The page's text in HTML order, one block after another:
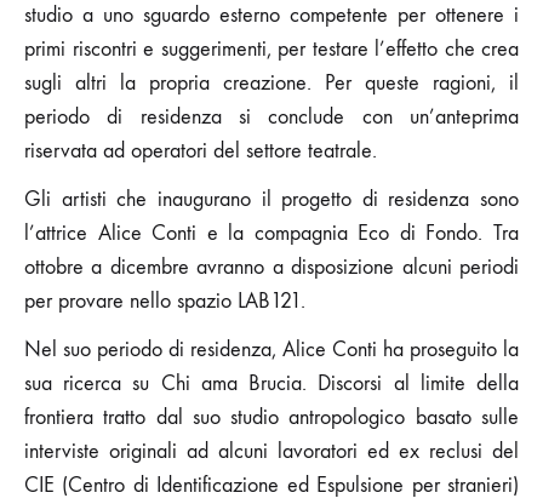
studio a uno sguardo esterno competente per ottenere i
primi riscontri e suggerimenti, per testare l’effetto che crea
sugli altri la propria creazione. Per queste ragioni, il
periodo di residenza si conclude con un’anteprima
riservata ad operatori del settore teatrale.
Gli artisti che inaugurano il progetto di residenza sono
l’attrice Alice Conti e la compagnia Eco di Fondo. Tra
ottobre a dicembre avranno a disposizione alcuni periodi
per provare nello spazio LAB121.
Nel suo periodo di residenza, Alice Conti ha proseguito la
sua ricerca su Chi ama Brucia. Discorsi al limite della
frontiera tratto dal suo studio antropologico basato sulle
interviste originali ad alcuni lavoratori ed ex reclusi del
CIE (Centro di Identificazione ed Espulsione per stranieri)